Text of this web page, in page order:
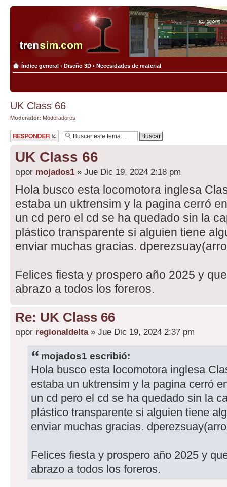
Índice general ‹ Diseño 3D ‹ Necesidades de material
UK Class 66
Moderador: Moderadores
Publicar una
respuesta
UK Class 66
por mojados1 » Jue Dic 19, 2024 2:18 pm
Hola busco esta locomotora inglesa
estaba un uktrensim y la pagina cerró
un cd pero el cd se ha quedado sin la
plástico transparente si alguien tiene
enviar muchas gracias.
Felices fiesta y prospero año 2025 y
abrazo a todos los foreros.
Re: UK Class 66
por regionaldelta» Jue Dic 19, 2024 2:37 pm
mojados1 escribió:
Hola busco esta locomotora inglesa
estaba un uktrensim y la pagina cerró
un cd pero el cd se ha quedado sin la
plástico transparente si alguien tiene
enviar muchas gracias.
Felices fiesta y prospero año 2025 y
abrazo a todos los foreros.